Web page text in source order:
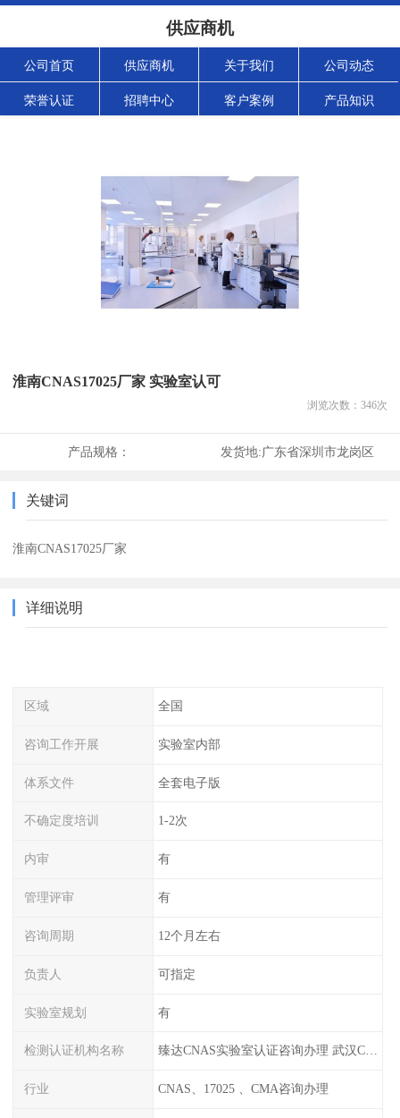
供应商机
公司首页 供应商机 关于我们 公司动态
荣誉认证 招聘中心 客户案例 产品知识
淮南CNAS17025厂家 实验室认可
浏览次数： 346次
产品规格： 发货地:广东省深圳市龙岗区
关键词
淮南CNAS17025厂家
详细说明
区域 全国
咨询工作开展 实验室内部
体系文件 全套电子版
不确定度培训 1-2次
内审 有
管理评审 有
咨询周期 12个月左右
负责人 可指定
实验室规划 有
检测认证机构名称 臻达CNAS实验室认证咨询办理 武汉CNAS实验室认可办理
行业 CNAS、17025 、CMA咨询办理